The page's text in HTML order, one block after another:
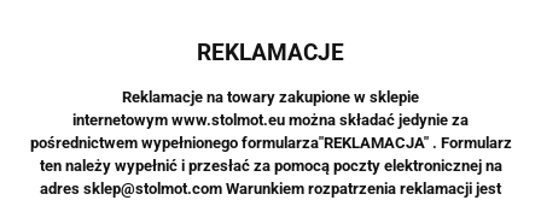
REKLAMACJE
Reklamacje na towary zakupione w sklepie
internetowym www.stolmot.eu można składać jedynie za
pośrednictwem wypełnionego formularza"REKLAMACJA" . Formularz
ten należy wypełnić i przesłać za pomocą poczty elektronicznej na
adres sklep@stolmot.com Warunkiem rozpatrzenia reklamacji jest